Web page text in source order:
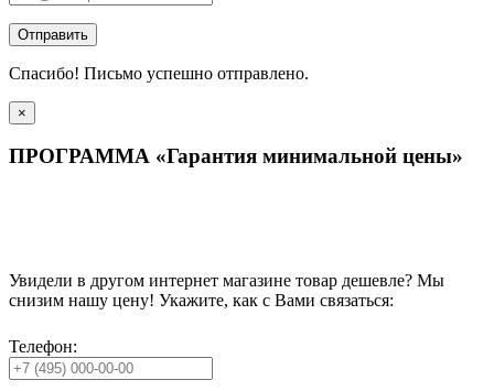
Отправить
Спасибо! Письмо успешно отправлено.
×
ПРОГРАММА «Гарантия минимальной цены»
Увидели в другом интернет магазине товар дешевле? Мы
снизим нашу цену! Укажите, как с Вами связаться:
Телефон: